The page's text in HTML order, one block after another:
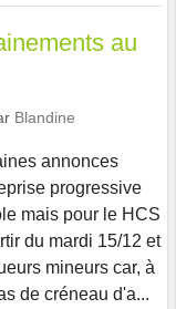
au
Blandine
annonces
progressive
mais pour le HCS
du mardi 15/12 et
mineurs car, à
de créneau d'a...